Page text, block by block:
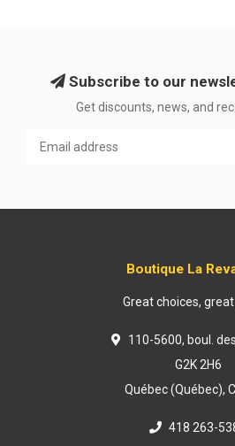
Subscribe to our
Get discounts, news, and
Boutique La
Great choices,
110-5600, boul.
G2K 2H6
Québec (Québec),
418 263-